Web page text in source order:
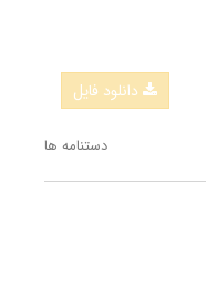
دانلود فایل
دستنامه ها